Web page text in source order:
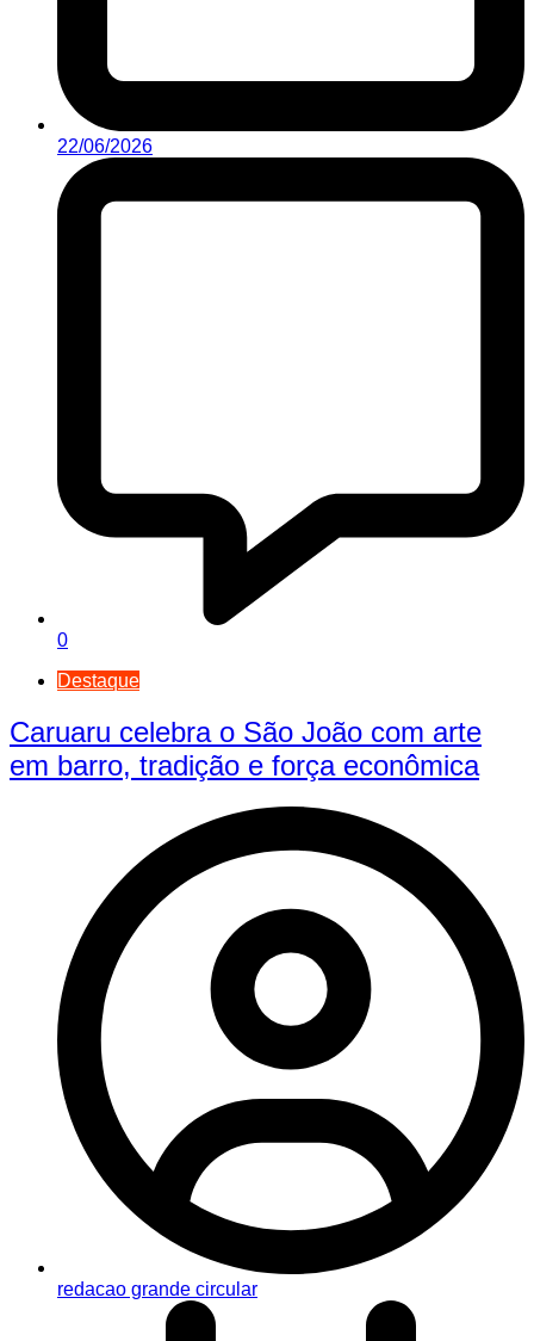
22/06/2026
0
Destaque
Caruaru celebra o São João com arte
em barro, tradição e força econômica
redacao grande circular